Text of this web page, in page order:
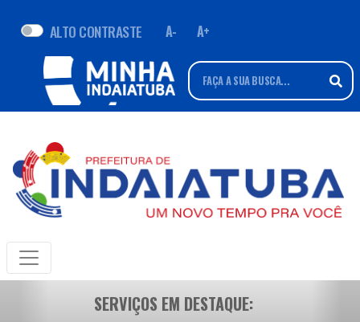
ALTO CONTRASTE A- A+
SERVIÇOS EM DESTAQUE: